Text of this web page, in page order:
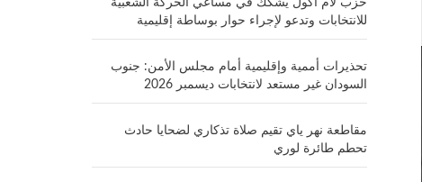
حزب لام أكول يشكك في مساعي الحركة الشعبية
للانتخابات وتدعو لإجراء حوار بوساطة إقليمية
تحذيرات أممية وإقليمية أمام مجلس الأمن: جنوب
السودان غير مستعد لانتخابات ديسمبر 2026
مقاطعة نهر ياي تقيم صلاة تذكاري لضحايا حادث
تحطم طائرة لوري